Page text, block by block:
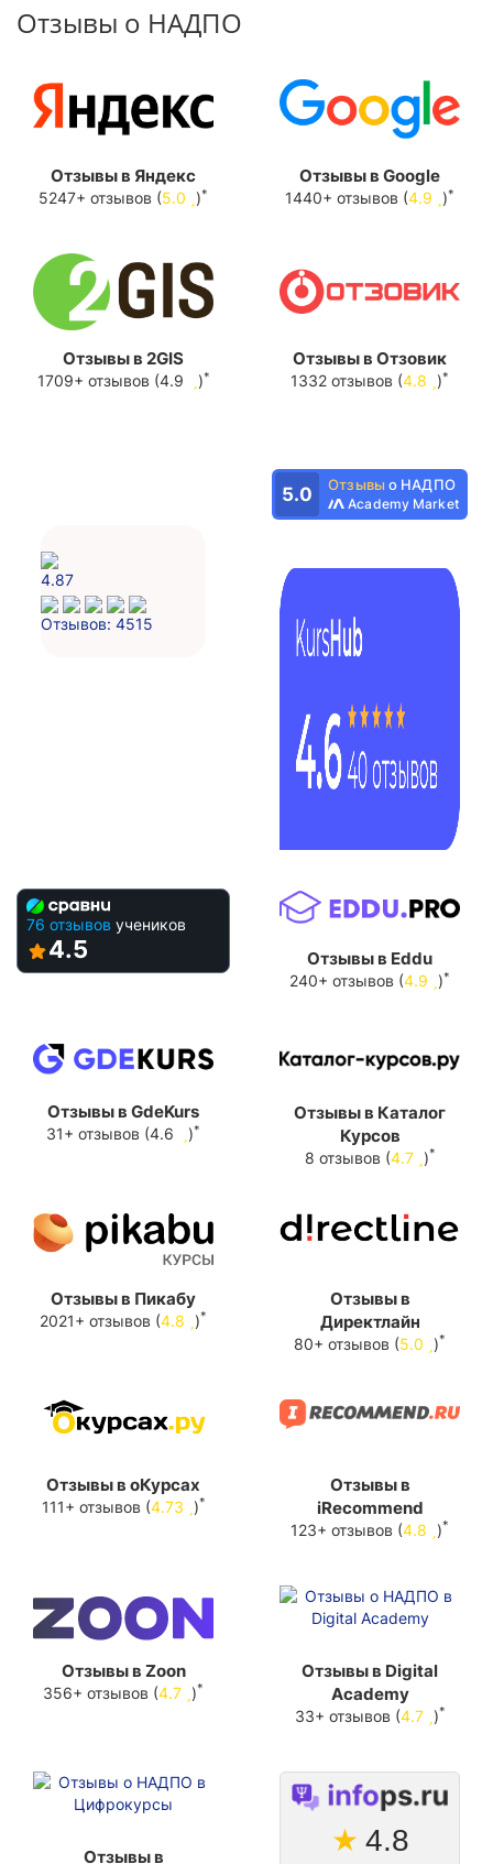
Отзывы о НАДПО
Отзывы в Яндекс
5247+ отзывов (5.0 )*
Отзывы в Google
1440+ отзывов (4.9 )*
Отзывы в 2GIS
1709+ отзывов (4.9 )*
Отзывы в Отзовик
1332 отзывов (4.8 )*
5.0 Отзывыо НАДПО
Academy Market
4.87
Отзывов: 4515
4.5
76 отзывов учеников
Отзывы в Eddu
240+ отзывов (4.9 )*
Отзывы в GdeKurs
31+ отзывов (4.6 )*
Отзывы в Каталог
Курсов
8 отзывов (4.7 )*
Отзывы в Пикабу
2021+ отзывов (4.8 )*
Отзывы в
Директлайн
80+ отзывов (5.0 )*
Отзывы в оКурсах
111+ отзывов (4.73 )*
Отзывы в
iRecommend
123+ отзывов (4.8 )*
Отзывы в Zoon
356+ отзывов (4.7 )*
Отзывы в Digital
Academy
33+ отзывов (4.7 )*
Отзывы в ★ 4.8